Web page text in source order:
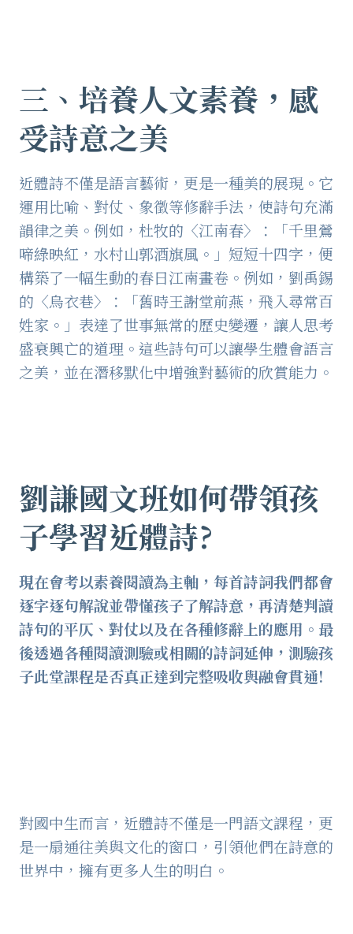
三、 培養人文素養，感
受詩意之美
近體詩不僅是語言藝術，更是一種美的展現。它
運用比喻、對仗、象徵等修辭手法，使詩句充滿
韻律之美。例如，杜牧的〈江南春〉：「千里鶯
啼綠映紅，水村山郭酒旗風。」短短十四字，便
構築了一幅生動的春日江南畫卷。例如，劉禹錫
的〈烏衣巷〉：「舊時王謝堂前燕，飛入尋常百
姓家。」表達了世事無常的歷史變遷，讓人思考
盛衰興亡的道理。這些詩句可以讓學生體會語言
之美，並在潛移默化中增強對藝術的欣賞能力。
劉謙國文班如何帶領孩
子學習近體詩?
現在會考以素養閱讀為主軸，每首詩詞我們都會
逐字逐句解說並帶懂孩子了解詩意，再清楚判讀
詩句的平仄、對仗以及在各種修辭上的應用。最
後透過各種閱讀測驗或相關的詩詞延伸，測驗孩
子此堂課程是否真正達到完整吸收與融會貫通!
對國中生而言，近體詩不僅是一門語文課程，更
是一扇通往美與文化的窗口，引領他們在詩意的
世界中，擁有更多人生的明白。